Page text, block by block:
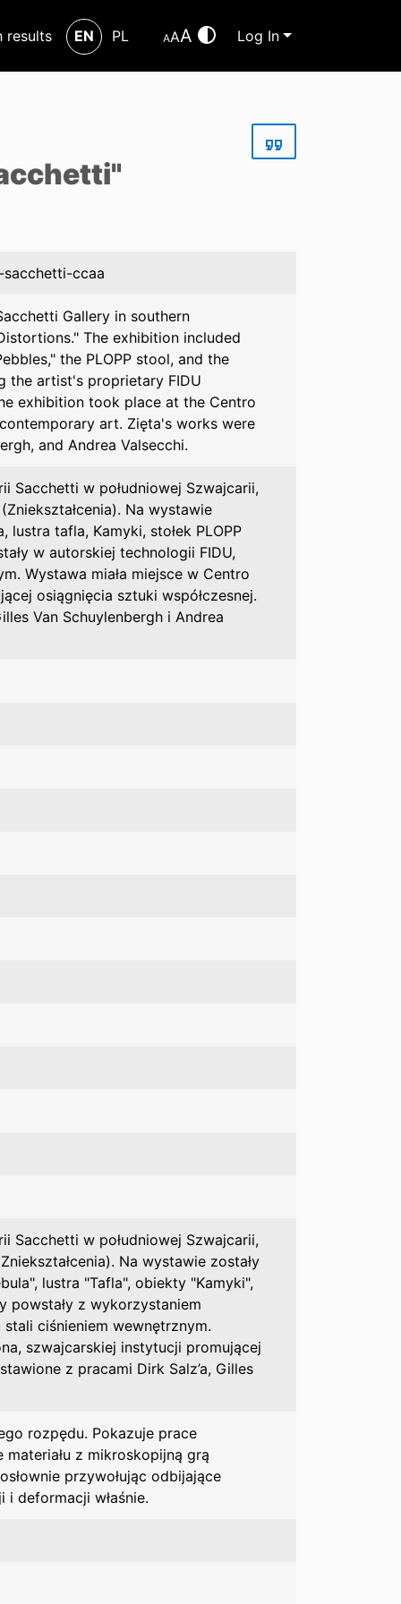
results EN PL AAA Log In
ccaa
Gallery in southern
The exhibition included
the PLOPP stool, and the
the artist's proprietary FIDU
exhibition took place at the Centro
art. Zięta's works were
and Andrea Valsecchi.
Sacchetti w południowej Szwajcarii,
Na wystawie
tafla, Kamyki, stołek PLOPP
w autorskiej technologii FIDU,
Wystawa miała miejsce w Centro
osiągnięcia sztuki współczesnej.
Van Schuylenbergh i Andrea
Sacchetti w południowej Szwajcarii,
Na wystawie zostały
lustra "Tafla", obiekty "Kamyki",
powstały z wykorzystaniem
ciśnieniem wewnętrznym.
szwajcarskiej instytucji promującej
z pracami Dirk Salz’a, Gilles
rozpędu. Pokazuje prace
z mikroskopijną grą
przywołując odbijające
i deformacji właśnie.